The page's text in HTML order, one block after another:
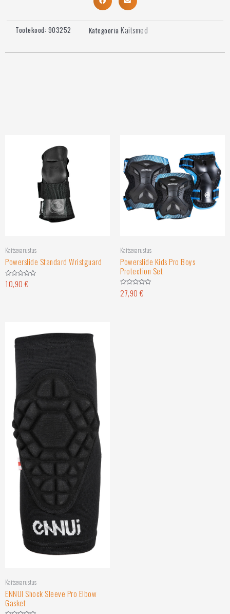
Tootekood: 903252 Kategooria Kaitsmed
Kaitsevarustus
Powerslide Standard Wristguard
Hinnanguga
010,90 €
Kaitsevarustus
Powerslide Kids Pro Boys
Protection Set
Hinnanguga
0
27,90 €
Kaitsevarustus
ENNUI Shock Sleeve Pro Elbow
Gasket